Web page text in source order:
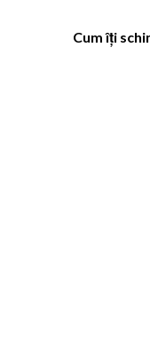
Cum îți